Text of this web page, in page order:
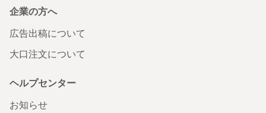
企業の方へ
広告出稿について
大口注文について
ヘルプセンター
お知らせ